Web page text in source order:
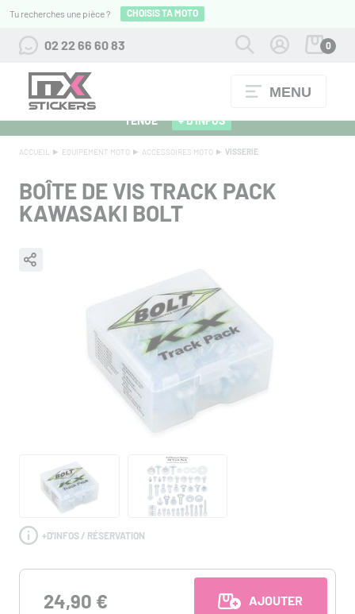
Tu recherches une pièce ? CHOISIS TA MOTO
02 22 66 60 83 0
MENU
ALPINESTARS 27 : FLOCAGE OFFERT POUR L'ACHAT D'UNE
TENUE
+ D'INFOS
ACCUEIL EQUIPEMENT MOTO ACCESSOIRES MOTO VISSERIE
BOÎTE DE VIS TRACK PACK
KAWASAKI BOLT
+D'INFOS / RÉSERVATION
24,90 € AJOUTER AU